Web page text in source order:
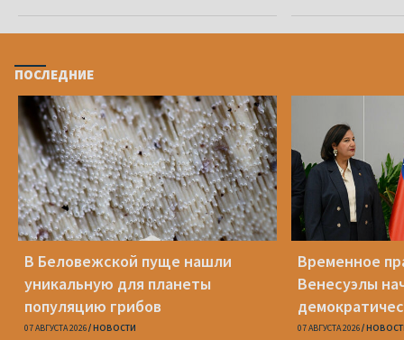
ПОСЛЕДНИЕ
В Беловежской пуще нашли
уникальную для планеты
популяцию грибов
07 АВГУСТА 2026 НОВОСТИ
Временное
Венесуэлы
07 АВГУСТА 2026